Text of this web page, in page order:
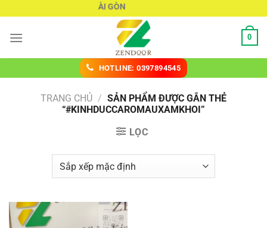
nội
KÍNH ĐÚC SÀI GÒN
0
HOTLINE: 0397894545
TRANG CHỦ / SẢN PHẨM ĐƯỢC GẮN THẺ
“#KINHDUCCAROMAUXAMKHOI”
LỌC